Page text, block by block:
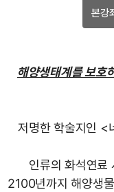
본강
해양생태계를 보호
저명한 학술지인 <
인류의 화석연료
2100년까지 해양생